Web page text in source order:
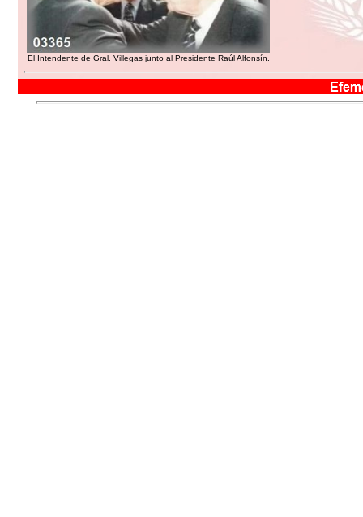
El Intendente de Gral. Villegas junto al Presidente Raúl Alfonsín.